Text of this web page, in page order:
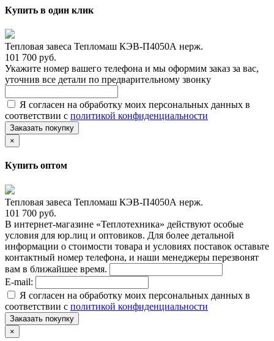
Купить в один клик
Тепловая завеса Тепломаш КЭВ-П4050А нерж.
101 700 руб.
Укажите номер вашего телефона и мы оформим заказ за вас,
уточнив все детали по предварительному звонку
Я согласен на обработку моих персональных данных в
соответствии с политикой конфиденциальности
Заказать покупку
×
Купить оптом
Тепловая завеса Тепломаш КЭВ-П4050А нерж.
101 700 руб.
В интернет-магазине «Теплотехника» действуют особые
условия для юр.лиц и оптовиков. Для более детальной
информации о стоимости товара и условиях поставок оставьте
контактный номер телефона, и наши менеджеры перезвонят
вам в ближайшее время.
E-mail:
Я согласен на обработку моих персональных данных в
соответствии с политикой конфиденциальности
Заказать покупку
×